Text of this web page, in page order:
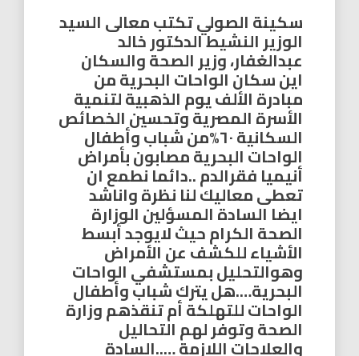
سكينة الصولي تكتب معالى السيد
الوزير النشيط الدكتور خالد
عبدالغفار، وزير الصحة والسكان
اين سكان الواحات البحرية من
مبادرة الألف يوم الذهبية لتنمية
الأسرة المصرية وتحسين الخصائص
السكانية ٦٠%من شباب وأطفال
الواحات البحرية مصابون بأمراض
أنيميا فقرالدم ..دائما نطمع ان
تعطى معاليك لنا نظرة واناشد
ايضا السادة المسؤلين الوزارة
الصحة الكرام حيث لايوجد أبسط
الأشياء للكشف عن الأمراض
وهوالتحليل بمستشفي الواحات
البحرية….هل يترك شباب وأطفال
الواحات للتهلكة أم تنقذهم وزارة
الصحة وتوفر لهم التحاليل
والعلاجات اللازمة …..السادة